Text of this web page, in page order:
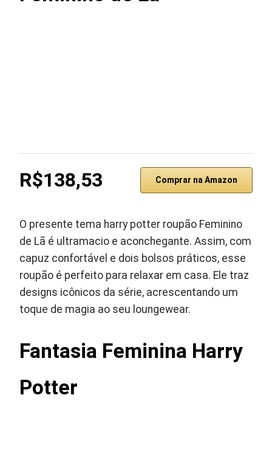
R$138,53 Comprar na Amazon
O presente tema harry potter roupão Feminino
de Lã é ultramacio e aconchegante. Assim, com
capuz confortável e dois bolsos práticos, esse
roupão é perfeito para relaxar em casa. Ele traz
designs icônicos da série, acrescentando um
toque de magia ao seu loungewear.
Fantasia Feminina Harry
Potter